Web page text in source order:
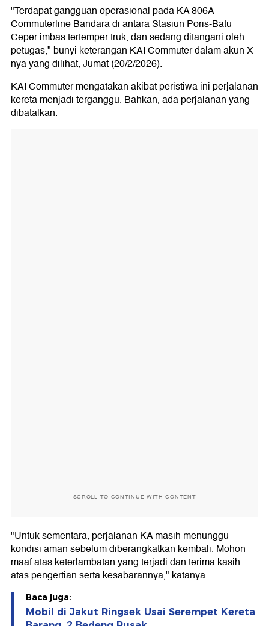
"Terdapat gangguan operasional pada KA 806A
Commuterline Bandara di antara Stasiun Poris-Batu
Ceper imbas tertemper truk, dan sedang ditangani oleh
petugas," bunyi keterangan KAI Commuter dalam akun X-
nya yang dilihat, Jumat (20/2/2026).
KAI Commuter mengatakan akibat peristiwa ini perjalanan
kereta menjadi terganggu. Bahkan, ada perjalanan yang
dibatalkan.
SCROLL TO CONTINUE WITH CONTENT
"Untuk sementara, perjalanan KA masih menunggu
kondisi aman sebelum diberangkatkan kembali. Mohon
maaf atas keterlambatan yang terjadi dan terima kasih
atas pengertian serta kesabarannya," katanya.
Baca juga:
Mobil di Jakut Ringsek Usai Serempet Kereta